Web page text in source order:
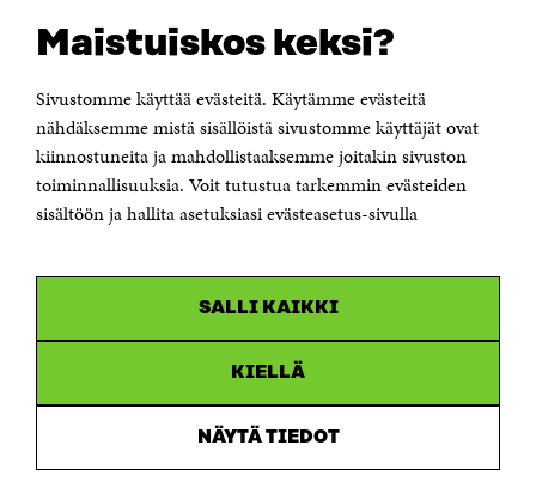
Maistuiskos keksi?
Sivustomme käyttää evästeitä. Käytämme evästeitä
nähdäksemme mistä sisällöistä sivustomme käyttäjät ovat
kiinnostuneita ja mahdollistaaksemme joitakin sivuston
toiminnallisuuksia. Voit tutustua tarkemmin evästeiden
sisältöön ja hallita asetuksiasi evästeasetus-sivulla
SALLI KAIKKI
KIELLÄ
NÄYTÄ TIEDOT
Suomen itsenäisyyden juhlarahasto Sitra
Itämerenkatu 11-13, PL 160,
00181 Helsinki
Puhelin +358 294 618 991
etunimi.sukunimi@sitra.fi tai sitra@sitra.fi
OLEMME NÄISSÄ SOMEISSA
Avautuu
uudessa